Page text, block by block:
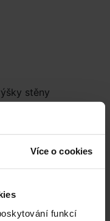
Více o cookies
funkcí
stěny